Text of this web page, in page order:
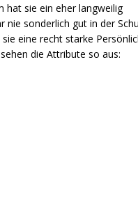
hat sie ein eher langweilig
nie sonderlich gut in der
eine recht starke
die Attribute so aus: